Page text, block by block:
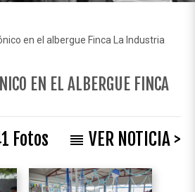
en el albergue Finca La Industria
EN EL ALBERGUE FINCA
Fotos reorder VER NOTICIA >